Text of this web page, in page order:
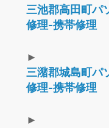
三池郡高田町パ
修理-携帯修理
►
三潴郡城島町パ
修理-携帯修理
►